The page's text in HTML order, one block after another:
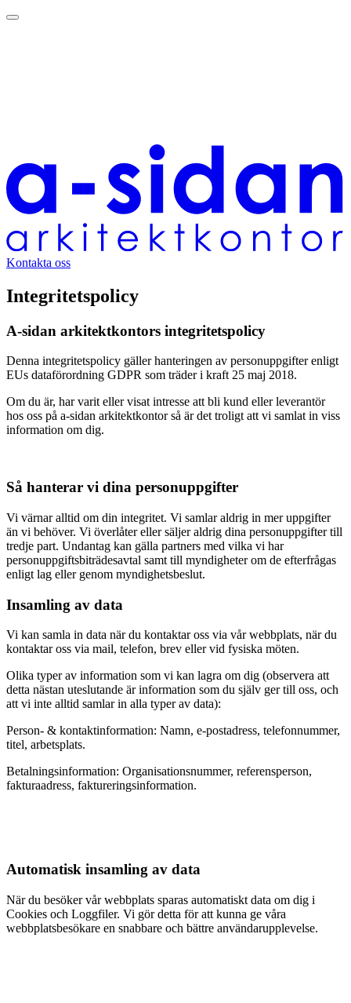
Kontakta oss
Integritetspolicy
A-sidan arkitektkontors integritetspolicy
Denna integritetspolicy gäller hanteringen av personuppgifter enligt
EUs dataförordning GDPR som träder i kraft 25 maj 2018.
Om du är, har varit eller visat intresse att bli kund eller leverantör
hos oss på a-sidan arkitektkontor så är det troligt att vi samlat in viss
information om dig.
Så hanterar vi dina personuppgifter
Vi värnar alltid om din integritet. Vi samlar aldrig in mer uppgifter
än vi behöver. Vi överlåter eller säljer aldrig dina personuppgifter till
tredje part. Undantag kan gälla partners med vilka vi har
personuppgiftsbiträdesavtal samt till myndigheter om de efterfrågas
enligt lag eller genom myndighetsbeslut.
Insamling av data
Vi kan samla in data när du kontaktar oss via vår webbplats, när du
kontaktar oss via mail, telefon, brev eller vid fysiska möten.
Olika typer av information som vi kan lagra om dig (observera att
detta nästan uteslutande är information som du själv ger till oss, och
att vi inte alltid samlar in alla typer av data):
Person- & kontaktinformation: Namn, e-postadress, telefonnummer,
titel, arbetsplats.
Betalningsinformation: Organisationsnummer, referensperson,
fakturaadress, faktureringsinformation.
Automatisk insamling av data
När du besöker vår webbplats sparas automatiskt data om dig i
Cookies och Loggfiler. Vi gör detta för att kunna ge våra
webbplatsbesökare en snabbare och bättre användarupplevelse.